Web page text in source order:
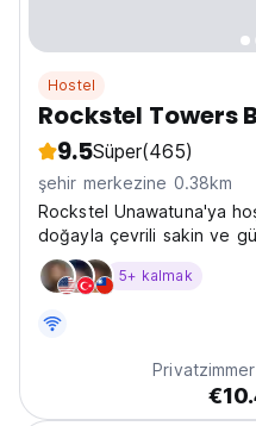
Hostel
Rockstel Towers
9.5Süper(465)
şehir merkezine 0.38km
Rockstel Unawatuna'ya
doğayla çevrili sakin ve
almaktadır.
5+ kalmak